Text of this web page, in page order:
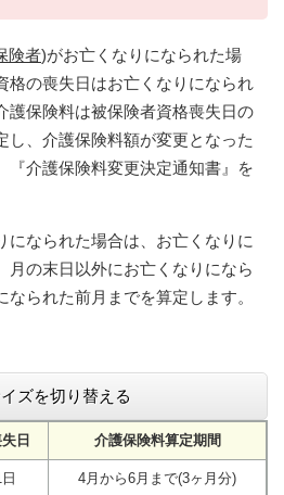
険者)がお亡くなりになられた場
格の喪失日はお亡くなりになられ
護保険料は被保険者資格喪失日の
、介護保険料額が変更となった
『介護保険料変更決定通知書』を
なられた場合は、お亡くなりに
月の末日以外にお亡くなりになら
られた前月までを算定します。
ズを切り替える
日 介護保険料算定期間
4月から6月まで(3ヶ月分)